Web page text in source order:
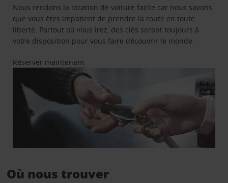
Nous rendons la location de voiture facile car nous savons
que vous êtes impatient de prendre la route en toute
liberté. Partout où vous irez, des clés seront toujours à
votre disposition pour vous faire découvrir le monde.
Réserver maintenant
Où nous trouver